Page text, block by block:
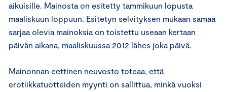
aikuisille. Mainosta on esitetty tammikuun lopusta
maaliskuun loppuun. Esitetyn selvityksen mukaan samaa
sarjaa olevia mainoksia on toistettu useaan kertaan
päivän aikana, maaliskuussa 2012 lähes joka päivä.
Mainonnan eettinen neuvosto toteaa, että
erotiikkatuotteiden myynti on sallittua, minkä vuoksi